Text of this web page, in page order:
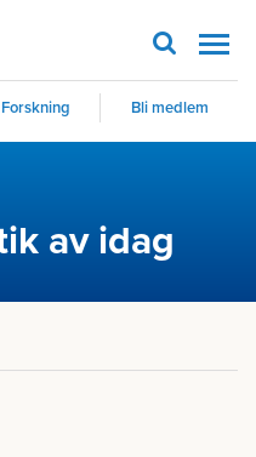
Forskning Bli medlem
av idag